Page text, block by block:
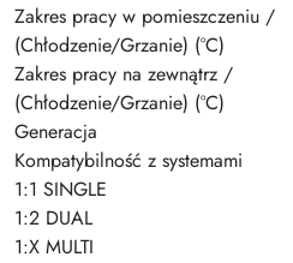
Zakres pracy w pomieszczeniu /
(Chłodzenie/Grzanie) (°C)
Zakres pracy na zewnątrz /
(Chłodzenie/Grzanie) (°C)
Generacja
Kompatybilność z systemami
1:1 SINGLE
1:2 DUAL
1:X MULTI